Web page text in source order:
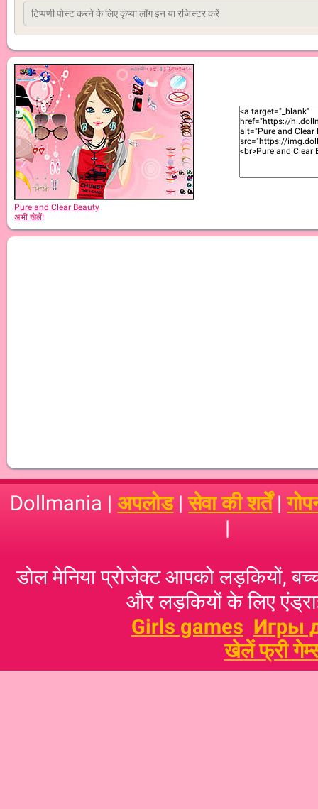
Pure and Clear Beauty
अभी खेलें!
Dollmania | अपलोड|सेवा की शर्तें|
|
डोल मेनिया प्रोजेक्ट आपको लड़कियों,
और लड़कियों के लिए
Girls games Игры
खेलें फ्री